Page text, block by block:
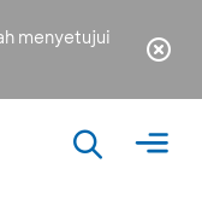
menyetujui